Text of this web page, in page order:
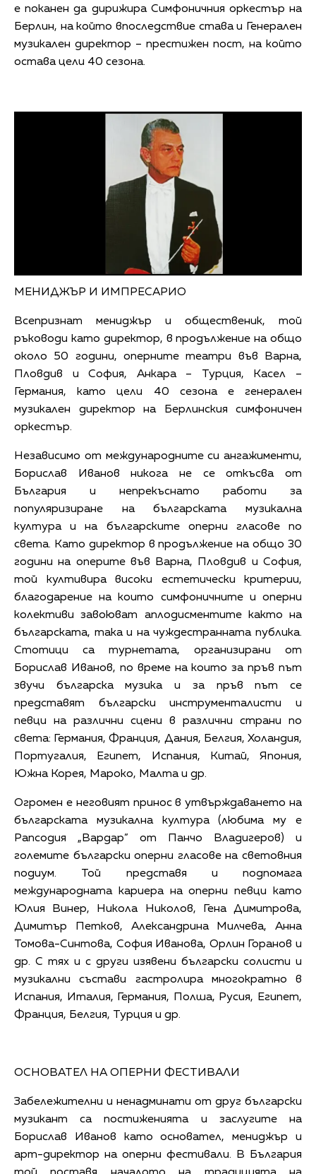
е поканен да дирижира Симфоничния оркестър на
Берлин, на който впоследствие става и Генерален
музикален директор – престижен пост, на който
остава цели 40 сезона.
МЕНИДЖЪР И ИМПРЕСАРИО
Всепризнат мениджър и общественик, той
ръководи като директор, в продължение на общо
около 50 години, оперните театри във Варна,
Пловдив и София, Анкара – Турция, Касел –
Германия, като цели 40 сезона е генерален
музикален директор на Берлинския симфоничен
оркестър.
Независимо от международните си ангажименти,
Борислав Иванов никога не се откъсва от
България и непрекъснато работи за
популяризиране на българската музикална
култура и на българските оперни гласове по
света. Като директор в продължение на общо 30
години на оперите във Варна, Пловдив и София,
той култивира високи естетически критерии,
благодарение на които симфоничните и оперни
колективи завоюват аплодисментите както на
българската, така и на чуждестранната публика.
Стотици са турнетата, организирани от
Борислав Иванов, по време на които за пръв път
звучи българска музика и за пръв път се
представят български инструменталисти и
певци на различни сцени в различни страни по
света: Германия, Франция, Дания, Белгия, Холандия,
Португалия, Египет, Испания, Китай, Япония,
Южна Корея, Мароко, Малта и др.
Огромен е неговият принос в утвърждаването на
българската музикална култура (любима му е
Рапсодия „Вардар” от Панчо Владигеров) и
големите български оперни гласове на световния
подиум. Той представя и подпомага
международната кариера на оперни певци като
Юлия Винер, Никола Николов, Гена Димитрова,
Димитър Петков, Александрина Милчева, Анна
Томова-Синтова, София Иванова, Орлин Горанов и
др. С тях и с други изявени български солисти и
музикални състави гастролира многократно в
Испания, Италия, Германия, Полша, Русия, Египет,
Франция, Белгия, Турция и др.
ОСНОВАТЕЛ НА ОПЕРНИ ФЕСТИВАЛИ
Забележителни и ненадминати от друг български
музикант са постиженията и заслугите на
Борислав Иванов като основател, мениджър и
арт-директор на оперни фестивали. В България